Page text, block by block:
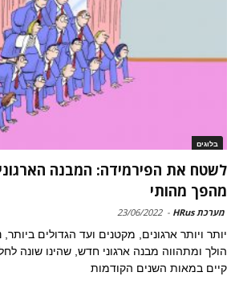
בלוגים
לשטח את הפירמידה: המבנה
מהפך מהותי
מערכת HRus -
23/06/2022
יותר ויותר ארגונים, מקטנים ועד הגדולים ביותר,
הולך ומתהווה מבנה ארגוני חדש, שהינו שונה
קיים במאות השנים הקודמות